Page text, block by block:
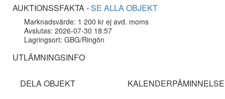
AUKTIONSSFAKTA -SE ALLA OBJEKT
Marknadsvärde: 1 200 kr ej avd. moms
Avslutas: 2026-07-30 18:57
Lagringsort: GBG/Ringön
UTLÄMNINGSINFO
DELA OBJEKT KALENDERPÅMINNELSE